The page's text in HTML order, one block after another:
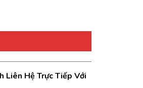
của Châu Âu số lượng
Liên Hệ Trực Tiếp Với